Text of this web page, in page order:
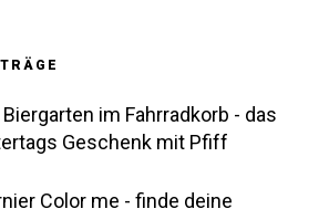
Biergarten im Fahrradkorb - das
Geschenk mit Pfiff
Color me - finde deine